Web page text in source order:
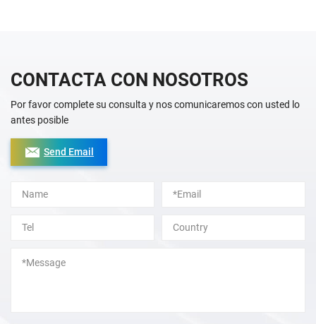
CONTACTA CON NOSOTROS
Por favor complete su consulta y nos comunicaremos con usted lo
antes posible
Send Email
Alternative: